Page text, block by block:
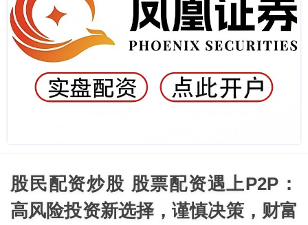
股民配资炒股 股票配资遇上P2P：
高风险投资新选择，谨慎决策，财富